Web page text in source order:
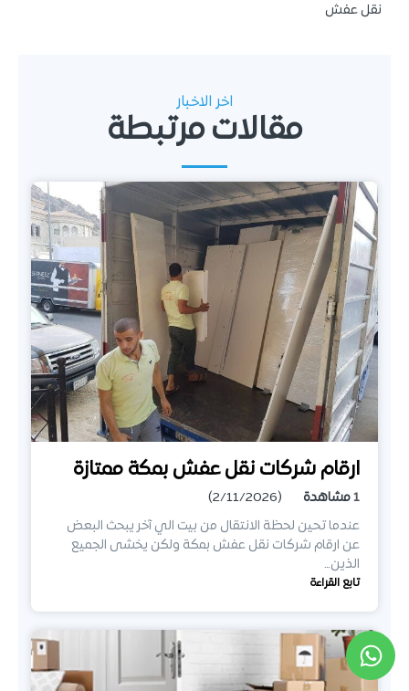
نقل عفش
اخر الاخبار
مقالات مرتبطة
ارقام شركات نقل عفش بمكة ممتازة
1مشاهدة
(2/11/2026)
عندما تحين لحظة الانتقال من بيت الي آخر يبحث البعض
عن ارقام شركات نقل عفش بمكة ولكن يخشى الجميع
الذين…
تابع القراءة